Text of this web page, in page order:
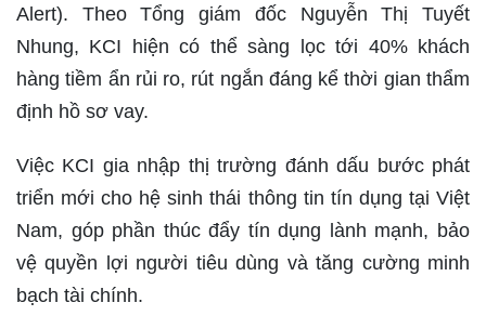
Alert). Theo Tổng giám đốc Nguyễn Thị Tuyết
Nhung, KCI hiện có thể sàng lọc tới 40% khách
hàng tiềm ẩn rủi ro, rút ngắn đáng kể thời gian thẩm
định hồ sơ vay.
Việc KCI gia nhập thị trường đánh dấu bước phát
triển mới cho hệ sinh thái thông tin tín dụng tại Việt
Nam, góp phần thúc đẩy tín dụng lành mạnh, bảo
vệ quyền lợi người tiêu dùng và tăng cường minh
bạch tài chính.